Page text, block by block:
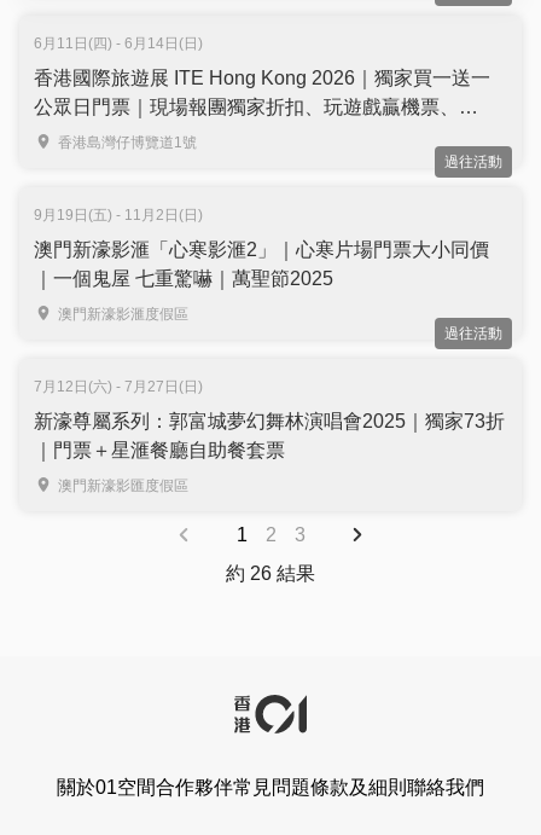
6月11日(四) - 6月14日(日)
香港國際旅遊展 ITE Hong Kong 2026｜獨家買一送一
公眾日門票｜現場報團獨家折扣、玩遊戲贏機票、
100+旅遊分享會｜6月11-14日 灣仔會展
香港島灣仔博覽道1號
過往活動
9月19日(五) - 11月2日(日)
澳門新濠影滙「心寒影滙2」｜心寒片場門票大小同價
｜一個鬼屋 七重驚嚇｜萬聖節2025
澳門新濠影滙度假區
過往活動
7月12日(六) - 7月27日(日)
新濠尊屬系列：郭富城夢幻舞林演唱會2025｜獨家73折
｜門票＋星滙餐廳自助餐套票
澳門新濠影匯度假區
1 2
3
約 26 結果
關於01空間合作夥伴常見問題條款及細則 聯絡我們